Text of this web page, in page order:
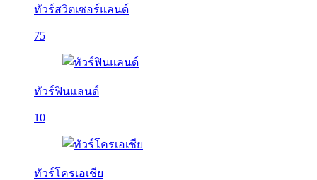
ทัวร์สวิตเซอร์แลนด์
75
ทัวร์ฟินแลนด์
10
ทัวร์โครเอเชีย